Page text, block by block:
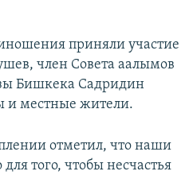
приняли участие
член Совета аалымов
Бишкека Садридин
местные жители.
отметил, что наши
того, чтобы несчастья